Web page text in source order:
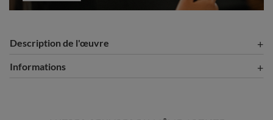
Description de l'œuvre
Informations